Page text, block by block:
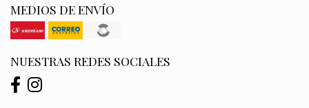
MEDIOS DE ENVÍO
NUESTRAS REDES SOCIALES